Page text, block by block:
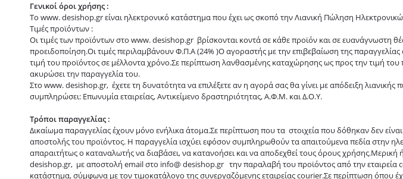
Γενικοί όροι χρήσης :
To www. desishop.gr είναι ηλεκτρονικό κατάστημα που έχει ως σκοπό την Λιανική Πώληση
Τιμές προϊόντων :
Οι τιμές των προϊόντων στο www. desishop.gr βρίσκονται κοντά σε κάθε προϊόν και σε ευανάγνωστη
προειδοποίηση.Οι τιμές περιλαμβάνουν Φ.Π.Α (24% )Ο αγοραστής με την επιβεβαίωση της
τιμή του προϊόντος σε μέλλοντα χρόνο.Σε περίπτωση λανθασμένης καταχώρησης ως προς την τιμή
ακυρώσει την παραγγελία του.
Στο www. desishop.gr, έχετε τη δυνατότητα να επιλέξετε αν η αγορά σας θα γίνει με απόδειξη
συμπληρώσει: Επωνυμία εταιρείας, Αντικείμενο δραστηριότητας, Α.Φ.Μ. και Δ.Ο.Υ.
Τρόποι παραγγελίας :
Δικαίωμα παραγγελίας έχουν μόνο ενήλικα άτομα.Σε περίπτωση που τα στοιχεία που δόθηκαν δεν
αποστολής του προϊόντος. Η παραγγελία ισχύει εφόσον συμπληρωθούν τα απαιτούμενα πεδία στην
απαραιτήτως ο καταναλωτής να διαβάσει, να κατανοήσει και να αποδεχθεί τους όρους
desishop.gr, με αποστολή email στο info@ desishop.gr την παραλαβή του προϊόντος από την
κατάστημα, σύμφωνα με τον τιμοκατάλογο της συνεργαζόμενης εταιρείας courier.Σε περίπτωση